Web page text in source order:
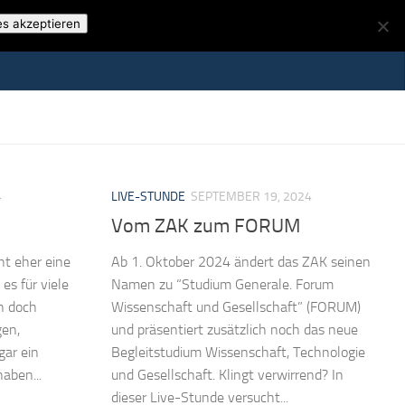
eher eine
für viele
doch
ein
LIVE-STUNDE SEPTEMBER 19, 2024
Vom ZAK zum FORUM
Ab 1. Oktober 2024 ändert das ZAK seinen
Namen zu “Studium Generale. Forum
Wissenschaft und Gesellschaft” (FORUM)
und präsentiert zusätzlich noch das neue
Begleitstudium Wissenschaft, Technologie
und Gesellschaft. Klingt verwirrend? In
dieser Live-Stunde versucht...
akzeptieren